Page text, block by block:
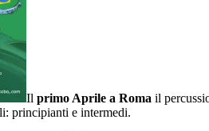
Il primo Aprile a Roma il
principianti e intermedi.